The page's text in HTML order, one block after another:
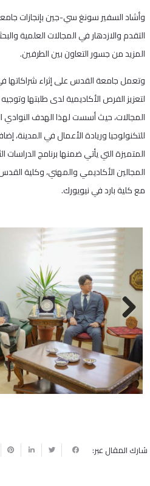
وأشاد السفير سونغ سي-جين بإنجازات
التقدم والازدهار في المجالات العلمية
المزيد من جسور التعاون بين الطرفين.
وتعمل جامعة القدس على إثراء شراكاتها
لتعزيز الفرص الأكاديمية لدى طلبتها
المجالات، حيث أسست لهذا الهدف النوادي
للتكنولوجيا وريادة الأعمال في المدينة،
المتميزة التي يأتي ضمنها برنامج الدراسات
المجالين الأكاديمي والمهني، وكلية
مع كلية بارد في نيويورك.
Previous
شارك المقال عبر: